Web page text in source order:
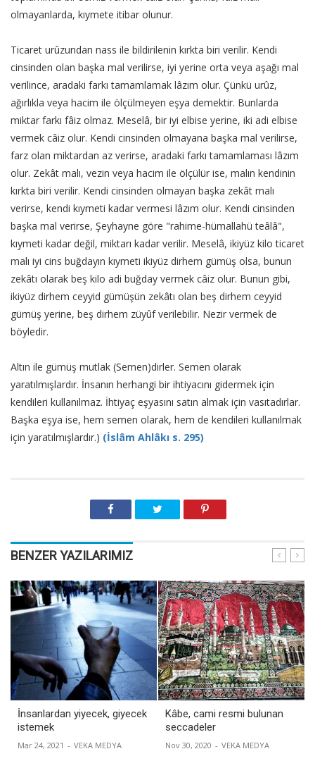
olmayanlarda, kıymete itibar olunur.
Ticaret urûzundan nass ile bildirilenin kırkta biri verilir. Kendi
cinsinden olan başka mal verilirse, iyi yerine orta veya aşağı mal
verilince, aradaki farkı tamamlamak lâzım olur. Çünkü urûz,
ağırlıkla veya hacim ile ölçülmeyen eşya demektir. Bunlarda
miktar farkı fâiz olmaz. Meselâ, bir iyi elbise yerine, iki adi elbise
vermek câiz olur. Kendi cinsinden olmayana başka mal verilirse,
farz olan miktardan az verirse, aradaki farkı tamamlaması lâzım
olur. Zekât malı, vezin veya hacim ile ölçülür ise, malın kendinin
kırkta biri verilir. Kendi cinsinden olmayan başka zekât malı
verirse, kendi kıymeti kadar vermesi lâzım olur. Kendi cinsinden
başka mal verirse, Şeyhayne göre "rahime-hümallahü teâlâ",
kıymeti kadar değil, miktarı kadar verilir. Meselâ, ikiyüz kilo ticaret
malı iyi cins buğdayın kıymeti ikiyüz dirhem gümüş olsa, bunun
zekâtı olarak beş kilo adi buğday vermek câiz olur. Bunun gibi,
ikiyüz dirhem ceyyid gümüşün zekâtı olan beş dirhem ceyyid
gümüş yerine, beş dirhem züyûf verilebilir. Nezir vermek de
böyledir.
Altın ile gümüş mutlak (Semen)dirler. Semen olarak
yaratılmışlardır. İnsanın herhangi bir ihtiyacını gidermek için
kendileri kullanılmaz. İhtiyaç eşyasını satın almak için vasıtadırlar.
Başka eşya ise, hem semen olarak, hem de kendileri kullanılmak
için yaratılmışlardır.) (İslâm Ahlâkı s. 295)
BENZER YAZILARIMIZ
İnsanlardan yiyecek, giyecek
istemek
Mar 24, 2021 - VEKA MEDYA
Kâbe, cami resmi bulunan
seccadeler
Nov 30, 2020 - VEKA MEDYA